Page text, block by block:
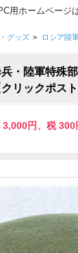
用ホームページ
グッズ > ロシア陸
・陸軍特殊
リックポスト
3,000円、税 300